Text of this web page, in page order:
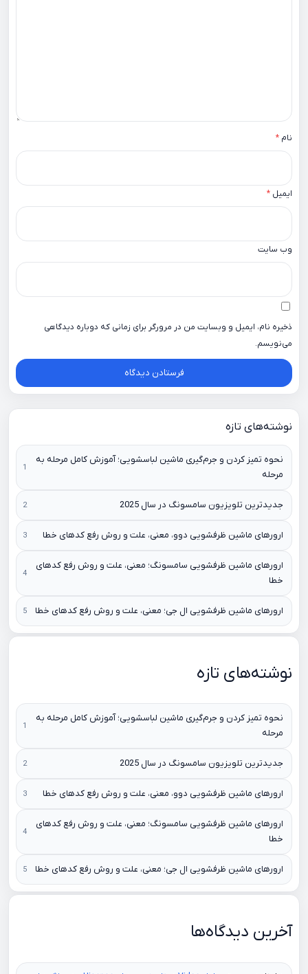
نام *
ایمیل *
وب‌ سایت
ذخیره نام، ایمیل و وبسایت من در مرورگر برای زمانی که دوباره دیدگاهی
می‌نویسم.
نوشته‌های تازه
نحوه تمیز کردن و جرم‌گیری ماشین لباسشویی؛ آموزش کامل مرحله به
مرحله
جدیدترین تلویزیون سامسونگ در سال 2025
ارورهای ماشین ظرفشویی دوو، معنی، علت و روش رفع کدهای خطا
ارورهای ماشین ظرفشویی سامسونگ؛ معنی، علت و روش رفع کدهای
خطا
ارورهای ماشین ظرفشویی ال جی؛ معنی، علت و روش رفع کدهای خطا
نوشته‌های تازه
نحوه تمیز کردن و جرم‌گیری ماشین لباسشویی؛ آموزش کامل مرحله به
مرحله
جدیدترین تلویزیون سامسونگ در سال 2025
ارورهای ماشین ظرفشویی دوو، معنی، علت و روش رفع کدهای خطا
ارورهای ماشین ظرفشویی سامسونگ؛ معنی، علت و روش رفع کدهای
خطا
ارورهای ماشین ظرفشویی ال جی؛ معنی، علت و روش رفع کدهای خطا
آخرین دیدگاه‌ها